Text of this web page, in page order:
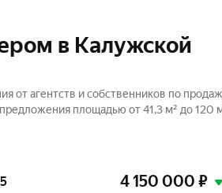
в Калужской
от агентств и собственников по
площадью от 41,3 м² до 120
4 150 000 ₽